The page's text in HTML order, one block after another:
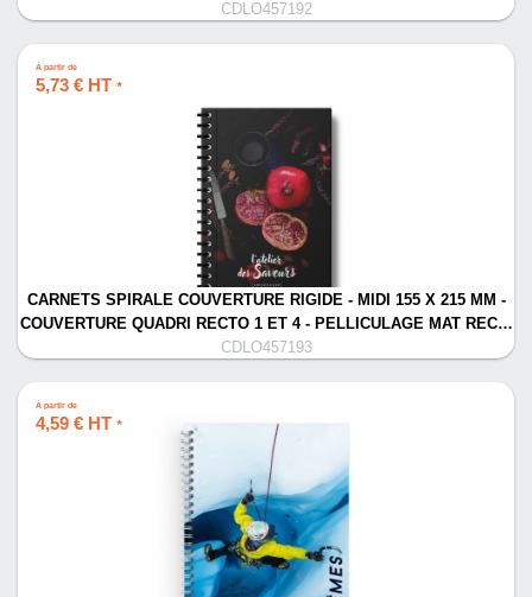
CDLO457192
À partir de
5,73 € HT *
CARNETS SPIRALE COUVERTURE RIGIDE - MIDI 155 X 215 MM -
COUVERTURE QUADRI RECTO 1 ET 4 - PELLICULAGE MAT REC…
CDLO457193
À partir de
4,59 € HT *